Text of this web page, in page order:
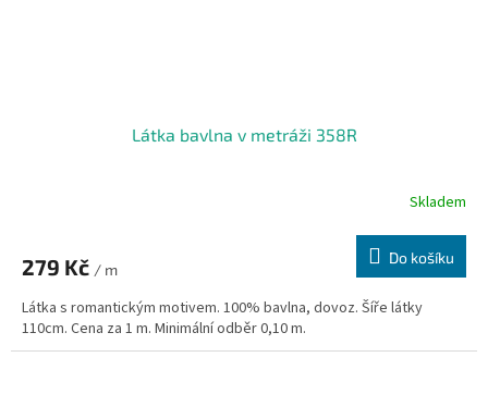
Látka bavlna v metráži 358R
Skladem
279 Kč / m
Do košíku
Látka s romantickým motivem. 100% bavlna, dovoz. Šíře látky
110cm. Cena za 1 m. Minimální odběr 0,10 m.